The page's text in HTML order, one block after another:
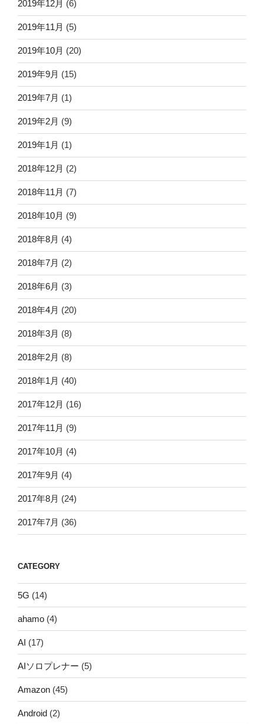
2019年12月 (6)
2019年11月 (5)
2019年10月 (20)
2019年9月 (15)
2019年7月 (1)
2019年2月 (9)
2019年1月 (1)
2018年12月 (2)
2018年11月 (7)
2018年10月 (9)
2018年8月 (4)
2018年7月 (2)
2018年6月 (3)
2018年4月 (20)
2018年3月 (8)
2018年2月 (8)
2018年1月 (40)
2017年12月 (16)
2017年11月 (9)
2017年10月 (4)
2017年9月 (4)
2017年8月 (24)
2017年7月 (36)
CATEGORY
5G (14)
ahamo (4)
AI (17)
AIソロプレナー (5)
Amazon (45)
Android (2)